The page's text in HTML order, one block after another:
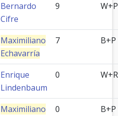
Bernardo
Cifre
9 W+P
Maximiliano
Echavarría
7 B+P
Enrique
Lindenbaum
0 W+R
Maximiliano
0 B+P